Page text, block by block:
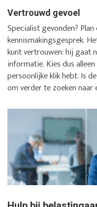
Vertrouwd gevoel
Specialist gevonden?
kennismakingsgesprek.
kunt vertrouwen: hij gaat
informatie. Kies dus
persoonlijke klik hebt. Is
om verder te zoeken